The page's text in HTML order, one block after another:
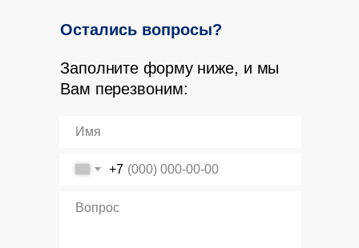
Заполните форму ниже, и мы
Вам перезвоним:
Остались вопросы?
+7